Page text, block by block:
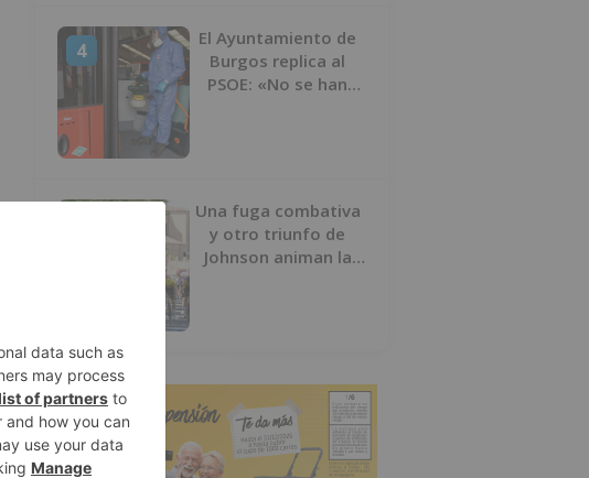
4
El Ayuntamiento de
Burgos replica al
PSOE: «No se han
Una fuga combativa
y otro triunfo de
Johnson animan la